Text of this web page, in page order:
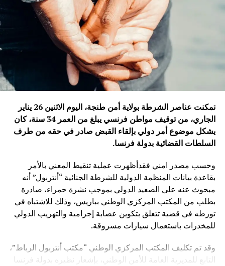
تمكنت عناصر الشرطة بولاية أمن طنجة، اليوم الاثنين 26 يناير
الجاري، من توقيف مواطن فرنسي يبلغ من العمر 34 سنة، كان
يشكل موضوع أمر دولي بإلقاء القبض صادر في حقه من طرف
السلطات القضائية بدولة فرنسا.
وحسب مصدر امني فقدأظهرت عملية تنقيط المعني بالأمر
بقاعدة بيانات المنظمة الدولية للشرطة الجنائية “أنتربول” أنه
مبحوث عنه على الصعيد الدولي بموجب نشرة حمراء، صادرة
بطلب من المكتب المركزي الوطني بباريس، وذلك للاشتباه في
تورطه في قضية تتعلق بتكوين عصابة إجرامية والتهريب الدولي
للمخدرات باستعمال سيارات مسروقة.
وقد تم تكليف المكتب المركزي الوطني “مكتب أنتربول الرباط”،
التابع للمديرية العامة للأمن الوطني، بإشعار نظيره بدولة فرنسا